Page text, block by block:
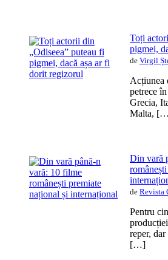
Toți
pigmei,
de Virgil
Acțiunea
petrece
Grecia,
Malta,
Din vară
de Revista
Pentru
reper,
[…]